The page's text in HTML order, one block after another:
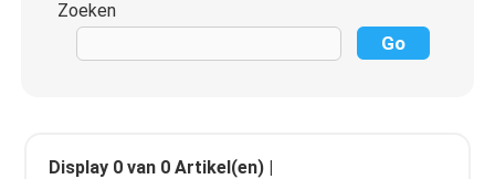
Zoeken
Display 0 van 0 Artikel(en) |